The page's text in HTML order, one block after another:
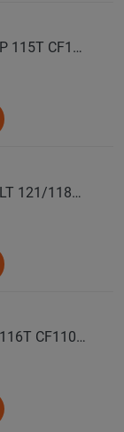
COMFORSER Автошина 265/70 R17 P 115T CF1100 RWL лето
COMFORSER Автошина 265/70 R17 LT 121/118R CF1100 10PR RWL лето
COMFORSER Автошина 265/70 R18 116T CF1100 RWL лето